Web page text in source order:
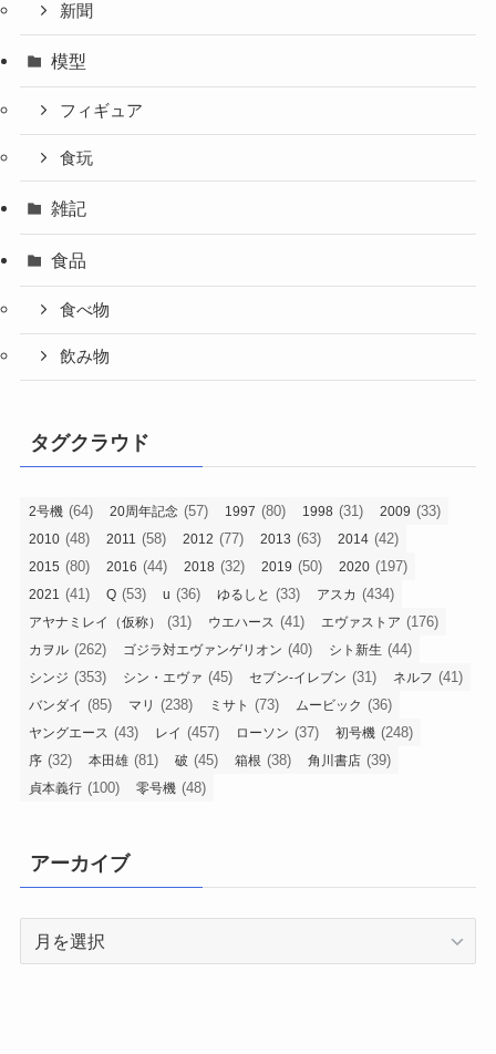
新聞
模型
フィギュア
食玩
雑記
食品
食べ物
飲み物
タグクラウド
2号機 (64) 20周年記念 (57) 1997 (80) 1998 (31) 2009 (33)
2010 (48) 2011 (58) 2012 (77) 2013 (63) 2014 (42)
2015 (80) 2016 (44) 2018 (32) 2019 (50) 2020 (197)
2021 (41) Q (53) u (36) ゆるしと (33) アスカ (434)
アヤナミレイ（仮称） (31) ウエハース (41) エヴァストア (176)
カヲル (262) ゴジラ対エヴァンゲリオン (40) シト新生 (44)
シンジ (353) シン・エヴァ (45) セブン-イレブン (31) ネルフ (41)
バンダイ (85) マリ (238) ミサト (73) ムービック (36)
ヤングエース (43) レイ (457) ローソン (37) 初号機 (248)
序 (32) 本田雄 (81) 破 (45) 箱根 (38) 角川書店 (39)
貞本義行 (100) 零号機 (48)
アーカイブ